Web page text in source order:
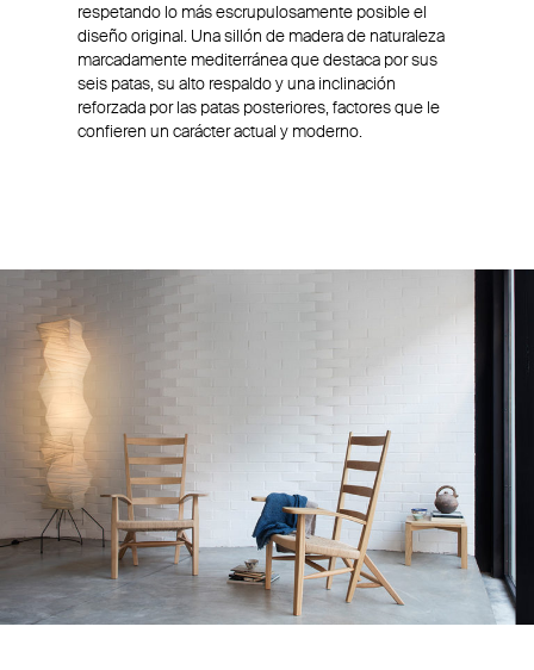
respetando lo más escrupulosamente posible el
diseño original. Una sillón de madera de naturaleza
marcadamente mediterránea que destaca por sus
seis patas, su alto respaldo y una inclinación
reforzada por las patas posteriores, factores que le
confieren un carácter actual y moderno.